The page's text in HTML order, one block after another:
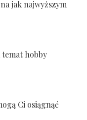
jak najwyższym
temat hobby
Ci osiągnąć